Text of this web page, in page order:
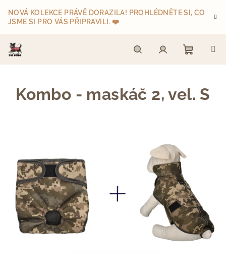
obsah
NOVÁ KOLEKCE PRÁVĚ DORAZILA! PROHLÉDNĚTE SI, CO
JSME SI PRO VÁS PŘIPRAVILI. ❤️
HledatPřihlášení
košík
Kombo - maskáč 2, vel. S